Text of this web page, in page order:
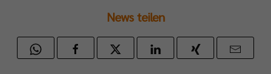
News teilen